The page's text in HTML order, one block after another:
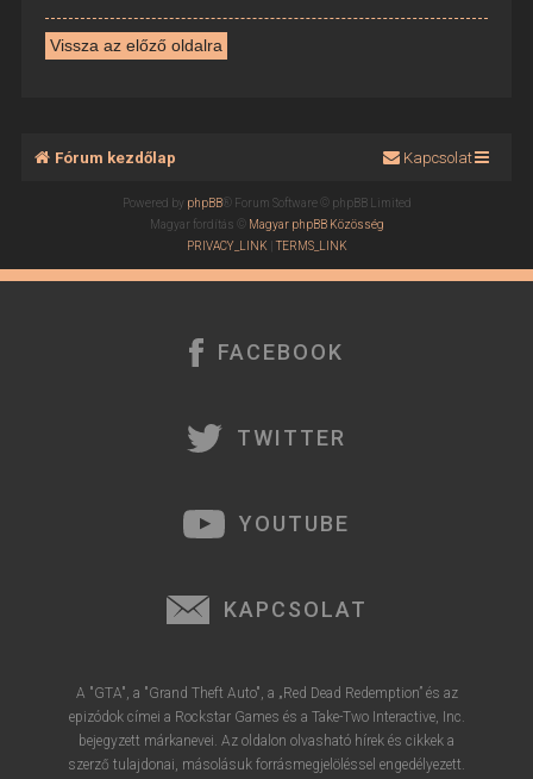
Vissza az előző oldalra
Fórum kezdőlap Kapcsolat
Powered by phpBB® Forum Software © phpBB Limited
Magyar fordítás © Magyar phpBB Közösség
PRIVACY_LINK |TERMS_LINK
FACEBOOK
TWITTER
YOUTUBE
KAPCSOLAT
A "GTA", a "Grand Theft Auto", a „Red Dead Redemption” és az
epizódok címei a Rockstar Games és a Take-Two Interactive, Inc.
bejegyzett márkanevei. Az oldalon olvasható hírek és cikkek a
szerző tulajdonai, másolásuk forrásmegjelöléssel engedélyezett.